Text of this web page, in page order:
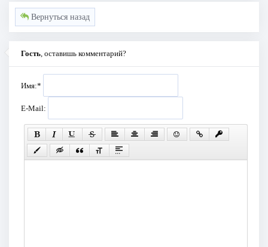
Вернуться назад
Гость , оставишь комментарий?
Имя:*
E-Mail: